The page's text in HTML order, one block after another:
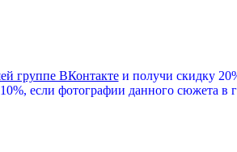
группе ВКонтактеи получи скидку
если фотографии данного сюжета в